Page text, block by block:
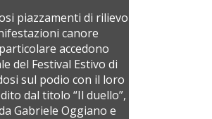
piazzamenti di rilievo
canore
accedono
del Festival Estivo di
sul podio con il loro
dal titolo “Il duello”,
Gabriele Oggiano e